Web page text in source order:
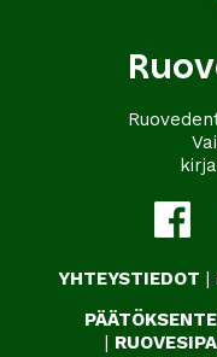
YHTEYSTIEDOT |
|